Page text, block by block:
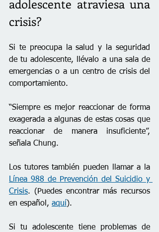
adolescente atraviesa una
crisis?
Si te preocupa la salud y la seguridad
de tu adolescente, llévalo a una sala de
emergencias o a un centro de crisis del
comportamiento.
“Siempre es mejor reaccionar de forma
exagerada a algunas de estas cosas que
reaccionar de manera insuficiente”,
señala Chung.
Línea 988 de Prevención del Suicidio y
Crisis. (Puedes encontrar más recursos
en español, aquí).
Si tu adolescente tiene problemas de